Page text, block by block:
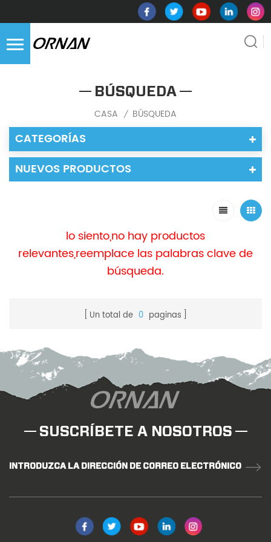
BÚSQUEDA
CASA / BÚSQUEDA
CATEGORÍAS
NUEVOS PRODUCTOS
lo siento,no hay productos
relevantes,reemplace las palabras clave de
búsqueda.
Un total de 0 paginas
SUSCRÍBETE A NOSOTROS
INTRODUZCA LA DIRECCIÓN DE CORREO ELECTRÓNICO